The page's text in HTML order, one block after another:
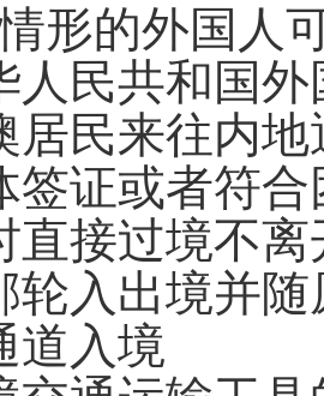
形的外国人
人民共和国
居民来往内
签证或者符
直接过境不
轮入出境并
道入境